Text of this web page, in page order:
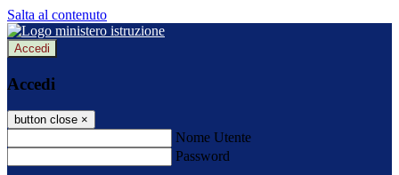
Salta al contenuto
Accedi
Accedi
button close ×
Nome Utente
Password